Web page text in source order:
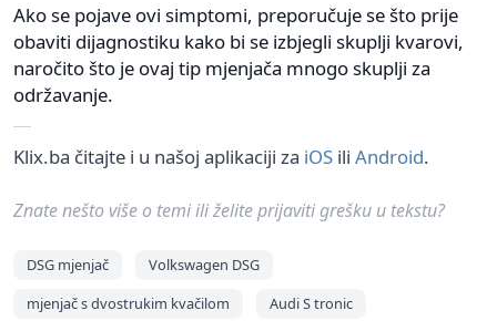
Ako se pojave ovi simptomi, preporučuje se što prije
obaviti dijagnostiku kako bi se izbjegli skuplji kvarovi,
naročito što je ovaj tip mjenjača mnogo skuplji za
održavanje.
Klix.ba čitajte i u našoj aplikaciji za iOS ili Android.
Znate nešto više o temi ili želite prijaviti grešku u tekstu?
DSG mjenjač
Volkswagen DSG
mjenjač s dvostrukim kvačilom
Audi S tronic